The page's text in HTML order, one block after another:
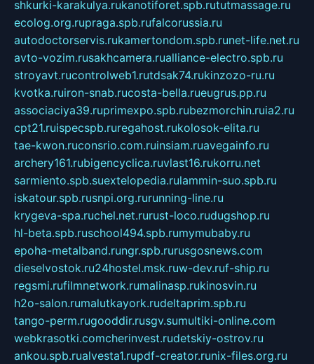
shkurki-karakulya.rukanotiforet.spb.rututmassage.ru
ecolog.org.rupraga.spb.rufalcorussia.ru
autodoctorservis.rukamertondom.spb.runet-life.net.ru
avto-vozim.rusakhcamera.rualliance-electro.spb.ru
stroyavt.rucontrolweb1.rutdsak74.rukinzozo-ru.ru
kvotka.ruiron-snab.rucosta-bella.rueugrus.pp.ru
associaciya39.ruprimexpo.spb.rubezmorchin.ruia2.ru
cpt21.ruispecspb.ruregahost.rukolosok-elita.ru
tae-kwon.ruconsrio.com.ruinsiam.ruavegainfo.ru
archery161.rubigencyclica.ruvlast16.rukorru.net
sarmiento.spb.suextelopedia.rulammin-suo.spb.ru
iskatour.spb.rusnpi.org.rurunning-line.ru
krygeva-spa.ruchel.net.rurust-loco.rudugshop.ru
hl-beta.spb.ruschool494.spb.rumymubaby.ru
epoha-metalband.rungr.spb.rurusgosnews.com
dieselvostok.ru24hostel.msk.ruw-dev.ruf-ship.ru
regsmi.rufilmnetwork.rumalinasp.rukinosvin.ru
h2o-salon.rumalutkayork.rudeltaprim.spb.ru
tango-perm.rugooddir.rusgv.sumultiki-online.com
webkrasotki.comcherinvest.rudetskiy-ostrov.ru
ankou.spb.rualvesta1.rupdf-creator.runix-files.org.ru